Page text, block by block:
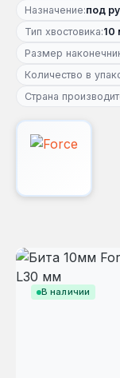
Назначение:под
Тип хвостовика:10
Размер
Количество в
Страна
В наличии
Пропустить